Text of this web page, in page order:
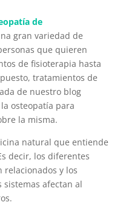
de
gran variedad de
que quieren
de fisioterapia hasta
tratamientos de
de nuestro blog
osteopatía para
la misma.
natural que entiende
decir, los diferentes
relacionados y los
sistemas afectan al